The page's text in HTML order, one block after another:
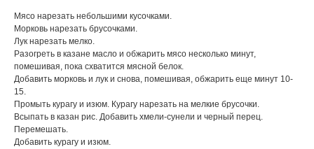
Мясо нарезать небольшими кусочками.
Морковь нарезать брусочками.
Лук нарезать мелко.
Разогреть в казане масло и обжарить мясо несколько минут,
помешивая, пока схватится мясной белок.
Добавить морковь и лук и снова, помешивая, обжарить еще минут 10-
15.
Промыть курагу и изюм. Курагу нарезать на мелкие брусочки.
Всыпать в казан рис. Добавить хмели-сунели и черный перец.
Перемешать.
Добавить курагу и изюм.